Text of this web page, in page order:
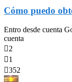
Cómo puedo
Entro desde cuenta
cuenta
2
1
352